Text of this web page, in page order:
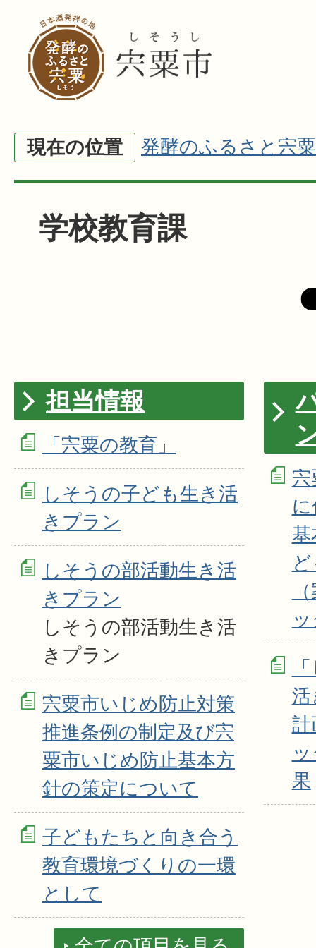
現在の位置 発酵のふるさと宍粟
学校教育課
担当情報
「宍粟の教育」
しそうの子ども生き活
きプラン
しそうの部活動生き活
きプラン
しそうの部活動生き活
きプラン
宍粟市いじめ防止対策
推進条例の制定及び宍
粟市いじめ防止基本方
針の策定について
子どもたちと向き合う
教育環境づくりの一環
として
活
計
果